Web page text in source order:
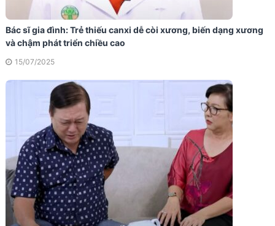
Bác sĩ gia đình: Trẻ thiếu canxi dễ còi xương, biến dạng xương
và chậm phát triển chiều cao
15/07/2025